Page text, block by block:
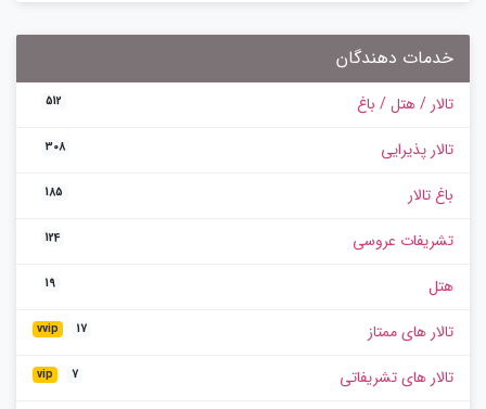
خدمات دهندگان
تالار / هتل / باغ 512
تالار پذیرایی 308
باغ تالار 185
تشریفات عروسی 124
هتل 19
تالار های ممتاز vvip 17
تالار های تشریفاتی vip 7